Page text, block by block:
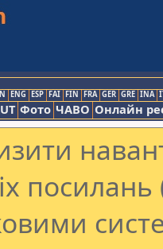
ENG ESP FAI FIN FRA GER GRE INA
Фото ЧАВО Онлайн